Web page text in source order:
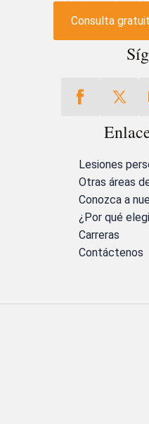
Consulta
Lesiones
Otras áreas
Conozca a
¿Por qué
Carreras
Contáctenos